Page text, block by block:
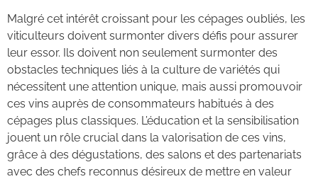
Malgré cet intérêt croissant pour les cépages oubliés, les
viticulteurs doivent surmonter divers défis pour assurer
leur essor. Ils doivent non seulement surmonter des
obstacles techniques liés à la culture de variétés qui
nécessitent une attention unique, mais aussi promouvoir
ces vins auprès de consommateurs habitués à des
cépages plus classiques. L’éducation et la sensibilisation
jouent un rôle crucial dans la valorisation de ces vins,
grâce à des dégustations, des salons et des partenariats
avec des chefs reconnus désireux de mettre en valeur